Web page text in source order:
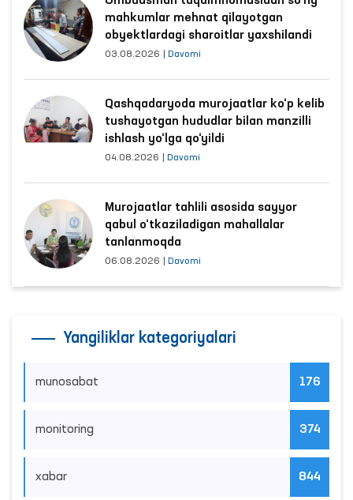
mahkumlar mehnat qilayotgan
obyektlardagi sharoitlar yaxshilandi
03.08.2026 Davomi
Qashqadaryoda murojaatlar ko‘p kelib
tushayotgan hududlar bilan manzilli
ishlash yo‘lga qo‘yildi
04.08.2026 Davomi
Murojaatlar tahlili asosida sayyor
qabul o‘tkaziladigan mahallalar
tanlanmoqda
06.08.2026 Davomi
Yangiliklar kategoriyalari
munosabat 176
monitoring 374
xabar 844